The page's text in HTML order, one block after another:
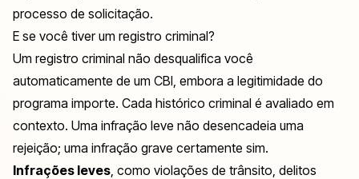
processo de solicitação.
E se você tiver um registro criminal?
Um registro criminal não desqualifica você
automaticamente de um CBI, embora a legitimidade do
programa importe. Cada histórico criminal é avaliado em
contexto. Uma infração leve não desencadeia uma
rejeição; uma infração grave certamente sim.
Infrações leves, como violações de trânsito, delitos